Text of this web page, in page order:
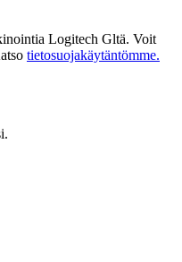
Logitech Gltä. Voit
tietosuojakäytäntömme.